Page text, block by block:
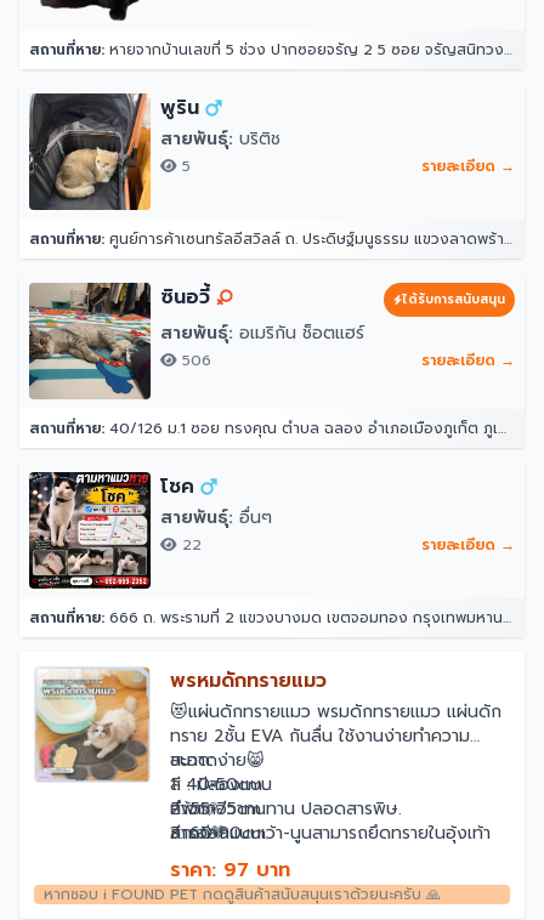
สถานที่หาย: หายจากบ้านเลขที่ 5 ช่วง ปากซอยจรัญ 2 5 ซอย จรัญสนิทวงศ์ 2 แขวงวัดท่าพระ เขตบางกอกใหญ่ กรุงเทพมหานคร 10600 ประเทศไทย
พูริน
สายพันธุ์: บริติช
5 รายละเอียด →
สถานที่หาย: ศูนย์การค้าเซนทรัลอีสวิลล์ ถ. ประดิษฐ์มนูธรรม แขวงลาดพร้าว ลาดพร้าว กรุงเทพมหานคร 10230
ซินอวี้ ได้รับการสนับสนุน
สายพันธุ์: อเมริกัน ช็อตแฮร์
506 รายละเอียด →
สถานที่หาย: 40/126 ม.1 ซอย ทรงคุณ ตำบล ฉลอง อำเภอเมืองภูเก็ต ภูเก็ต 83000
โชค
สายพันธุ์: อื่นๆ
22 รายละเอียด →
สถานที่หาย: 666 ถ. พระรามที่ 2 แขวงบางมด เขตจอมทอง กรุงเทพมหานคร 10150
พรหมดักทรายแมว
😻แผ่นดักทรายแมว พรมดักทรายแมว แผ่นดัก
ทราย 2ชั้น EVA กันลื่น ใช้งานง่ายทำความ
สะอาดง่าย😸
สี : มีสองแบบ
สีฟ้า🩵
สีกากี🤎
ขนาด:
1. 40×50cm
2. 55×75cm
3. 60×90cm
4. 70*120cm
ทำจากอีวาทนทาน ปลอดสารพิษ.
การออกแบบเว้า-นูนสามารถยึดทรายในอุ้งเท้า
ของแมวได้อย่างมีประสิทธิภาพเพื่อหลีกเลี่ยง
การเปื้อนพื้นและรักษาความสะอาด
พื้นที่แมวน้ำขนาดใหญ่ เหมาะสำหรับแมวทุกชนิด
ราคา: 97 บาท
หากชอบ i FOUND PET กดดูสินค้าสนับสนุนเราด้วยนะครับ 🙏